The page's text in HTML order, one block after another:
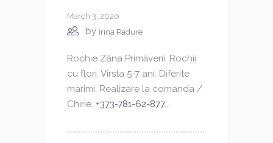
March 3, 2020
by Irina Padure
Rochie Zâna Primăverii. Rochii
cu flori. Virsta 5-7 ani. Diferite
marimi. Realizare la comanda /
Chirie. +373-781-62-877...